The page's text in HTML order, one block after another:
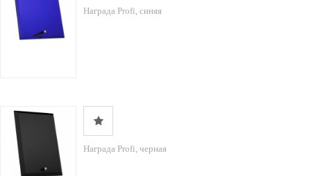
Награда Profi, синяя
Награда Profi, черная